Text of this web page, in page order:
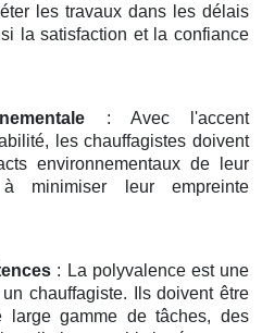
les travaux dans les délais
la satisfaction et la confiance
: Avec l'accent
les chauffagistes doivent
environnementaux de leur
minimiser leur empreinte
: La polyvalence est une
chauffagiste. Ils doivent être
large gamme de tâches, des